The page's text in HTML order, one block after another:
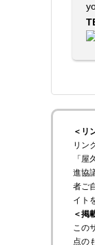
＜リ
リン
「
進協
者ご
イト
＜掲
この
点の